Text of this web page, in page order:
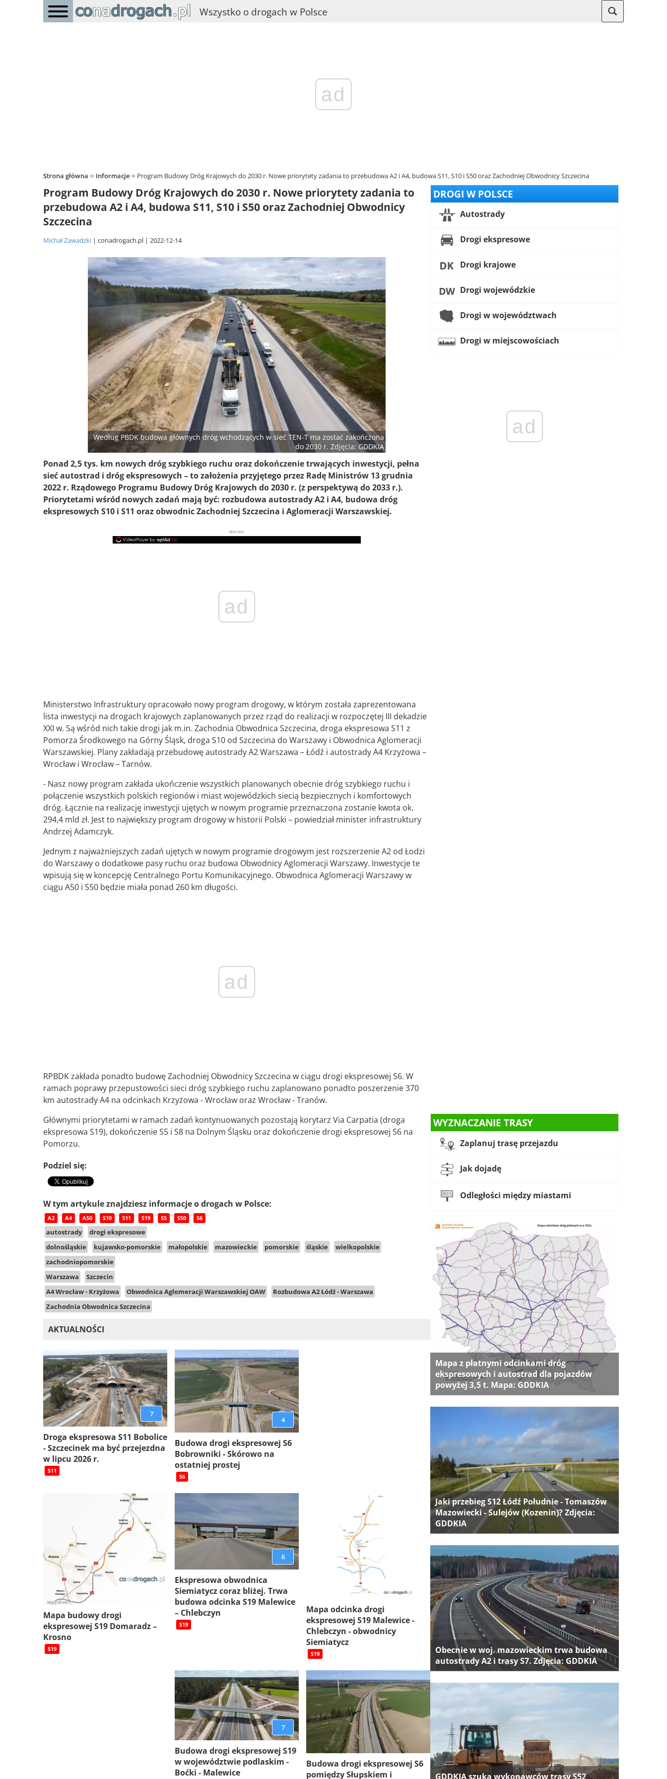
Wszystko o drogach w Polsce
ad
Strona główna Informacje Program Budowy Dróg Krajowych do 2030 r. Nowe priorytety zadania to przebudowa A2 i A4, budowa S11, S10 i S50 oraz Zachodniej Obwodnicy Szczecina
Program Budowy Dróg Krajowych do 2030 r. Nowe priorytety zadania to
przebudowa A2 i A4, budowa S11, S10 i S50 oraz Zachodniej Obwodnicy
Szczecina
Michał Zawadzki conadrogach.pl 2022-12-14
Według PBDK budowa głównych dróg wchodzących w sieć TEN-T ma zostać zakończona
do 2030 r. Zdjęcia: GDDKIA
Ponad 2,5 tys. km nowych dróg szybkiego ruchu oraz dokończenie trwających inwestycji, pełna
sieć autostrad i dróg ekspresowych – to założenia przyjętego przez Radę Ministrów 13 grudnia
2022 r. Rządowego Programu Budowy Dróg Krajowych do 2030 r. (z perspektywą do 2033 r.).
Priorytetami wśród nowych zadań mają być: rozbudowa autostrady A2 i A4, budowa dróg
ekspresowych S10 i S11 oraz obwodnic Zachodniej Szczecina i Aglomeracji Warszawskiej.
REKLAMA
ad
Ministerstwo Infrastruktury opracowało nowy program drogowy, w którym została zaprezentowana
lista inwestycji na drogach krajowych zaplanowanych przez rząd do realizacji w rozpoczętej III dekadzie
XXI w. Są wśród nich takie drogi jak m.in. Zachodnia Obwodnica Szczecina, droga ekspresowa S11 z
Pomorza Środkowego na Górny Śląsk, droga S10 od Szczecina do Warszawy i Obwodnica Aglomeracji
Warszawskiej. Plany zakładają przebudowę autostrady A2 Warszawa – Łódź i autostrady A4 Krzyżowa –
Wrocław i Wrocław – Tarnów.
- Nasz nowy program zakłada ukończenie wszystkich planowanych obecnie dróg szybkiego ruchu i
połączenie wszystkich polskich regionów i miast wojewódzkich siecią bezpiecznych i komfortowych
dróg. Łącznie na realizację inwestycji ujętych w nowym programie przeznaczona zostanie kwota ok.
294,4 mld zł. Jest to największy program drogowy w historii Polski – powiedział minister infrastruktury
Andrzej Adamczyk.
Jednym z najważniejszych zadań ujętych w nowym programie drogowym jest rozszerzenie A2 od Łodzi
do Warszawy o dodatkowe pasy ruchu oraz budowa Obwodnicy Aglomeracji Warszawy. Inwestycje te
wpisują się w koncepcję Centralnego Portu Komunikacyjnego. Obwodnica Aglomeracji Warszawy w
ciągu A50 i S50 będzie miała ponad 260 km długości.
ad
RPBDK zakłada ponadto budowę Zachodniej Obwodnicy Szczecina w ciągu drogi ekspresowej S6. W
ramach poprawy przepustowości sieci dróg szybkiego ruchu zaplanowano ponadto poszerzenie 370
km autostrady A4 na odcinkach Krzyżowa - Wrocław oraz Wrocław - Tranów.
Głównymi priorytetami w ramach zadań kontynuowanych pozostają korytarz Via Carpatia (droga
ekspresowa S19), dokończenie S5 i S8 na Dolnym Śląsku oraz dokończenie drogi ekspresowej S6 na
Pomorzu.
Podziel się:
W tym artykule znajdziesz informacje o drogach w Polsce:
A2 A4 A50 S10 S11 S19 S5 S50 S6
autostrady
drogi ekspresowe
dolnośląskie
kujawsko-pomorskie małopolskie mazowieckie pomorskie śląskie
wielkopolskie
zachodniopomorskie
Warszawa
Szczecin
A4 Wrocław - Krzyżowa
Obwodnica Aglomeracji Warszawskiej OAW
Rozbudowa A2 Łódź - Warszawa
Zachodnia Obwodnica Szczecina
AKTUALNOŚCI
7
Droga ekspresowa S11 Bobolice
- Szczecinek ma być przejezdna
w lipcu 2026 r.
S11
4
Budowa drogi ekspresowej S6
Bobrowniki - Skórowo na
ostatniej prostej
S6
Mapa budowy drogi
ekspresowej S19 Domaradz –
Krosno
S19
6
Ekspresowa obwodnica
Siemiatycz coraz bliżej. Trwa
budowa odcinka S19 Malewice
– Chlebczyn
S19
Mapa odcinka drogi
ekspresowej S19 Malewice -
Chlebczyn - obwodnicy
Siemiatycz
S19
7
Budowa drogi ekspresowej S19
w województwie podlaskim -
Boćki - Malewice
Budowa drogi ekspresowej S6
pomiędzy Słupskiem i
DROGI W POLSCE
Autostrady
Drogi ekspresowe
Drogi krajowe
Drogi wojewódzkie
Drogi w województwach
Drogi w miejscowościach
ad
WYZNACZANIE TRASY
Zaplanuj trasę przejazdu
Jak dojadę
Odległości między miastami
Mapa z płatnymi odcinkami dróg
ekspresowych i autostrad dla pojazdów
powyżej 3,5 t. Mapa: GDDKIA
Jaki przebieg S12 Łódź Południe - Tomaszów
Mazowiecki - Sulejów (Kozenin)? Zdjęcia:
GDDKIA
Obecnie w woj. mazowieckim trwa budowa
autostrady A2 i trasy S7. Zdjęcia: GDDKIA
GDDKIA szuka wykonawców trasy S52